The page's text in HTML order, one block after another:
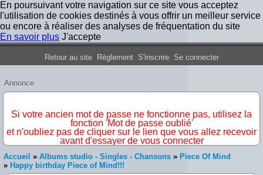
En poursuivant votre navigation sur ce site vous acceptez
l'utilisation de cookies destinés à vous offrir un meilleur service
ou encore à réaliser des analyses de fréquentation du site
En savoir plus J'accepte
Forum Iron Maiden France
Retour au site Règlement S'inscrire Se connecter
Annonce
Si votre ancien mot de passe ne fonctionne pas, utilisez la
fonction 'Mot de passe oublié'
et n'oubliez pas de cliquer sur le lien que vous allez recevoir
avant d'essayer de vous connecter
Accueil » Albums studio - Singles - Chansons » Piece Of Mind
» Happy birthday Piece of Mind!!!